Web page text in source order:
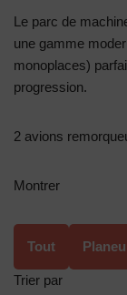
Le parc de
une gamme
monoplaces)
progression.
2 avions
Montrer
Tout
Trier par